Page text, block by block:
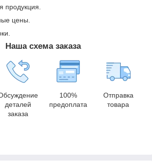
продукция.
цены.
Наша схема заказа
деталей
заказа
100%
предоплата
Отправка
товара